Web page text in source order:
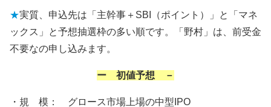
★実質、申込先は「主幹事＋SBI（ポイント）」と「マネ
ックス」と予想抽選枠の多い順です。「野村」は、前受金
不要なの申し込みます。
ー 初値予想 －
・規 模： グロース市場上場の中型IPO